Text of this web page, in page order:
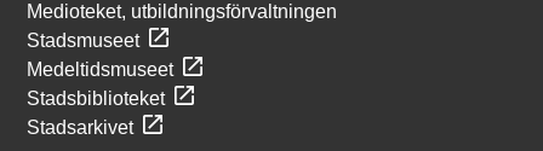
Medioteket, utbildningsförvaltningen
Stadsmuseet
Medeltidsmuseet
Stadsbiblioteket
Stadsarkivet